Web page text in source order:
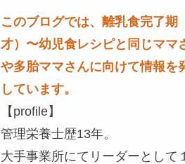
このブログでは、離乳食完了期
才）〜幼児食レシピと同じママ
や多胎ママさんに向けて情報を
しています。
【profile】
管理栄養士歴13年。
大手事業所にてリーダーとして